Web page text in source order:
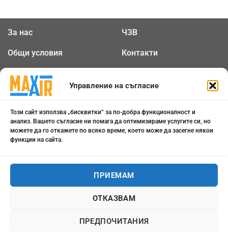
Управление на съгласие
Този сайт използва „бисквитки“ за по-добра функционалност и
анализ. Вашето съгласие ни помага да оптимизираме услугите си, но
можете да го откажете по всяко време, което може да засегне някои
функции на сайта.
ПРИЕМАМ
ОТКАЗВАМ
ПРЕДПОЧИТАНИЯ
За нас
Общи условия
Политика за
поверителност
ЧЗВ
Контакти
0898 808 799
office@maxair-bg.com
Понеделник - Петък от
Всички права запазени 2026 ©maxair-bg.com